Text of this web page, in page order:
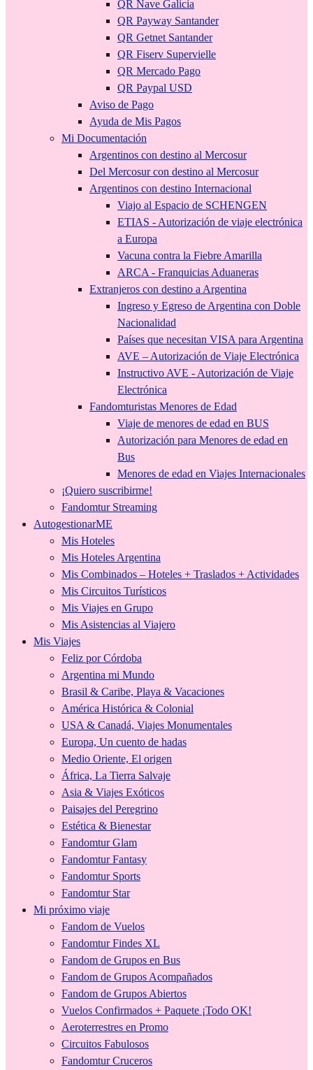
QR Nave Galicia
QR Payway Santander
QR Getnet Santander
QR Fiserv Supervielle
QR Mercado Pago
QR Paypal USD
Aviso de Pago
Ayuda de Mis Pagos
Mi Documentación
Argentinos con destino al Mercosur
Del Mercosur con destino al Mercosur
Argentinos con destino Internacional
Viajo al Espacio de SCHENGEN
ETIAS - Autorización de viaje electrónica
a Europa
Vacuna contra la Fiebre Amarilla
ARCA - Franquicias Aduaneras
Extranjeros con destino a Argentina
Ingreso y Egreso de Argentina con Doble
Nacionalidad
Países que necesitan VISA para Argentina
AVE – Autorización de Viaje Electrónica
Instructivo AVE - Autorización de Viaje
Electrónica
Fandomturistas Menores de Edad
Viaje de menores de edad en BUS
Autorización para Menores de edad en
Bus
Menores de edad en Viajes Internacionales
¡Quiero suscribirme!
Fandomtur Streaming
AutogestionarME
Mis Hoteles
Mis Hoteles Argentina
Mis Combinados – Hoteles + Traslados + Actividades
Mis Circuitos Turísticos
Mis Viajes en Grupo
Mis Asistencias al Viajero
Mis Viajes
Feliz por Córdoba
Argentina mi Mundo
Brasil & Caribe, Playa & Vacaciones
América Histórica & Colonial
USA & Canadá, Viajes Monumentales
Europa, Un cuento de hadas
Medio Oriente, El origen
África, La Tierra Salvaje
Asia & Viajes Exóticos
Paisajes del Peregrino
Estética & Bienestar
Fandomtur Glam
Fandomtur Fantasy
Fandomtur Sports
Fandomtur Star
Mi próximo viaje
Fandom de Vuelos
Fandomtur Findes XL
Fandom de Grupos en Bus
Fandom de Grupos Acompañados
Fandom de Grupos Abiertos
Vuelos Confirmados + Paquete ¡Todo OK!
Aeroterrestres en Promo
Circuitos Fabulosos
Fandomtur Cruceros